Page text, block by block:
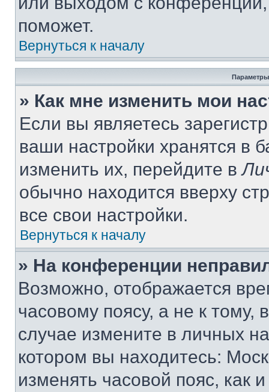
поможет.
Вернуться к началу
Параметры
» Как мне изменить мои
Если вы являетесь
ваши настройки хранятся в
изменить их, перейдите в
обычно находится вверху
все свои настройки.
Вернуться к началу
» На конференции
Возможно, отображается
часовому поясу, а не к тому,
случае измените в личных
котором вы находитесь:
изменять часовой пояс, как